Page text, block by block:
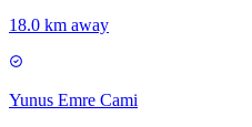
18.0 km away
Yunus Emre Cami